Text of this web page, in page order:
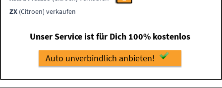
ZX (Citroen) verkaufen
Unser Service ist für Dich 100% kostenlos
Auto unverbindlich anbieten!